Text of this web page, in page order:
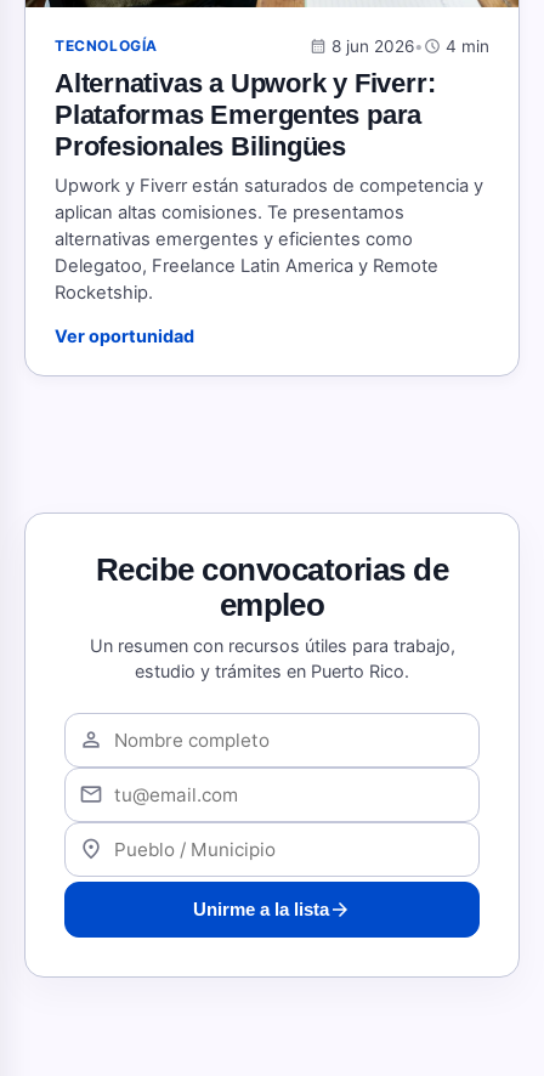
TECNOLOGÍA calendar_month 8 jun 2026•schedule 4 min
Alternativas a Upwork y Fiverr:
Plataformas Emergentes para
Profesionales Bilingües
Upwork y Fiverr están saturados de competencia y
aplican altas comisiones. Te presentamos
alternativas emergentes y eficientes como
Delegatoo, Freelance Latin America y Remote
Rocketship.
Ver oportunidad
Recibe convocatorias de
empleo
Un resumen con recursos útiles para trabajo,
estudio y trámites en Puerto Rico.
person
mail
location_on
Unirme a la listaarrow_forward